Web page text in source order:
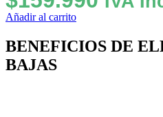
Añadir al carrito
BENEFICIOS DE
BAJAS